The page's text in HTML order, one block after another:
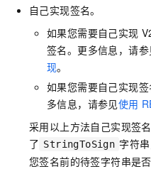
自己实现签名。
如果您需要自己实现
签名。更多信息，请参
现。
如果您需要自己实现
多信息，请参见使用
采用以上方法自己实现签
了 StringToSign 字符
您签名前的待签字符串是否